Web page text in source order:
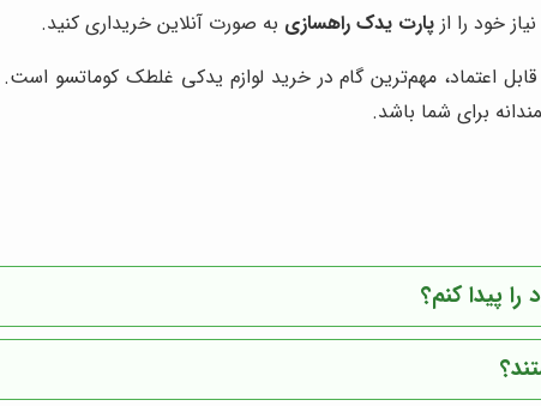
خود را از پارت یدک راهسازی به صورت آنلاین خریداری کنید.
اعتماد، مهم‌ترین گام در خرید لوازم یدکی غلطک کوماتسو است.
برای شما باشد.
پیدا کنم؟